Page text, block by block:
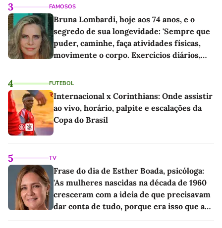
3 FAMOSOS
Bruna Lombardi, hoje aos 74 anos, e o
segredo de sua longevidade: 'Sempre que
puder, caminhe, faça atividades físicas,
movimente o corpo. Exercícios diários,
4 FUTEBOL
Internacional x Corinthians: Onde assistir
ao vivo, horário, palpite e escalações da
Copa do Brasil
5 TV
Frase do dia de Esther Boada, psicóloga:
'As mulheres nascidas na década de 1960
cresceram com a ideia de que precisavam
dar conta de tudo, porque era isso que a